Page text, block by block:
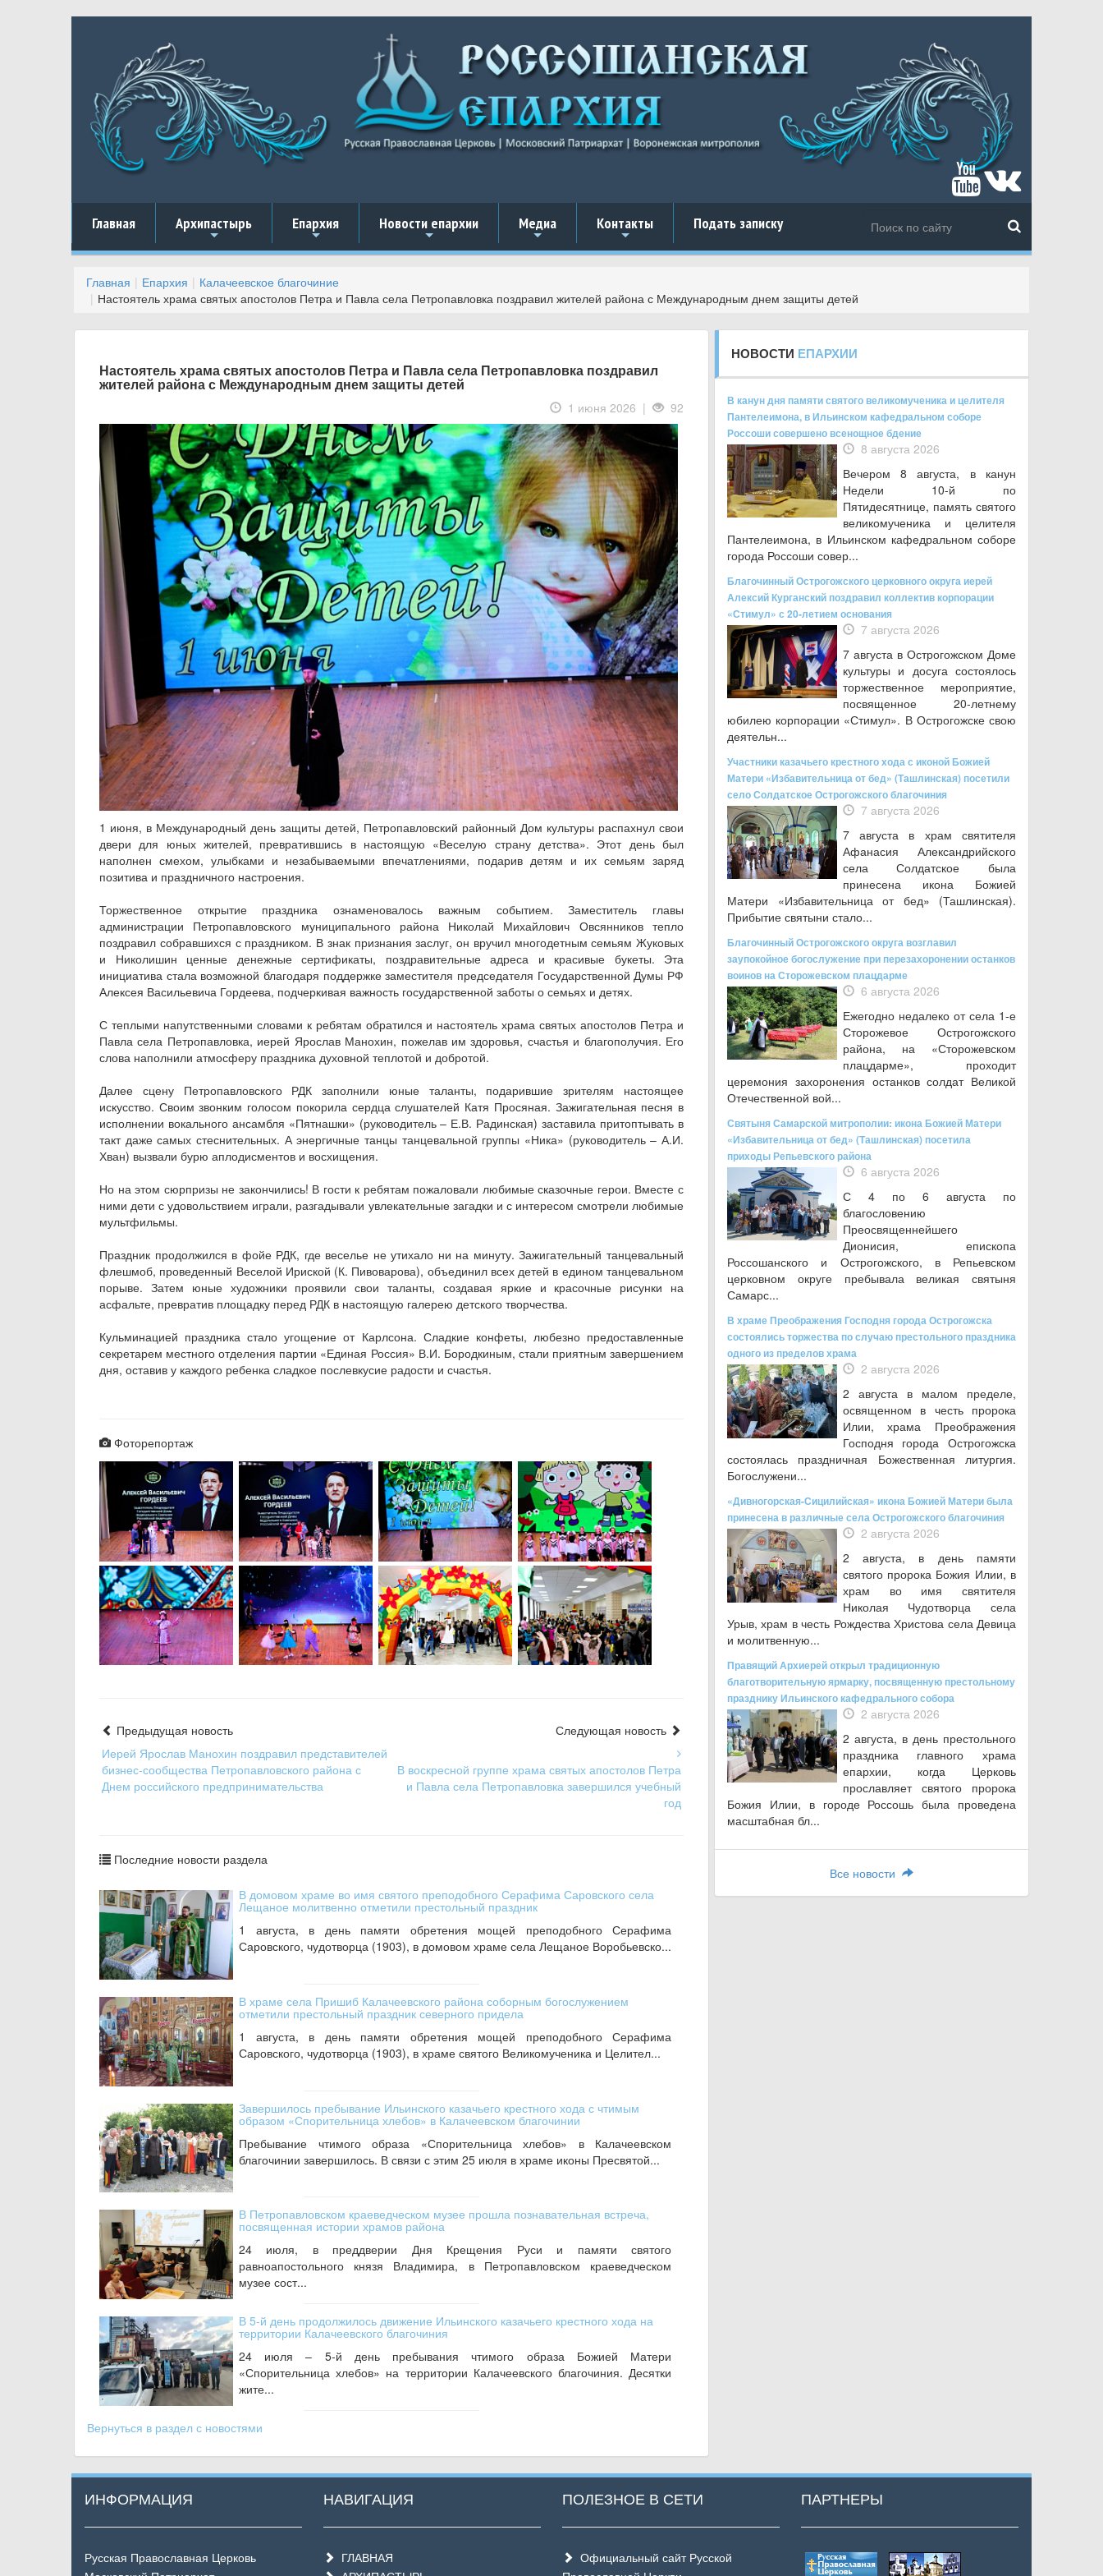
Главная
+
Архипастырь
+
Епархия
+
Новости епархии
+
Медиа
+
Контакты Подать записку
Главная Епархия
Калачеевское благочиние
Настоятель храма святых апостолов Петра и Павла села Петропавловка поздравил жителей района с Международным днем защиты детей
Настоятель храма святых апостолов Петра и Павла села Петропавловка поздравил
жителей района с Международным днем защиты детей
1 июня 2026 | 92
1 июня, в Международный день защиты детей, Петропавловский районный Дом культуры распахнул свои
двери для юных жителей, превратившись в настоящую «Веселую страну детства». Этот день был
наполнен смехом, улыбками и незабываемыми впечатлениями, подарив детям и их семьям заряд
позитива и праздничного настроения.
Торжественное открытие праздника ознаменовалось важным событием. Заместитель главы
администрации Петропавловского муниципального района Николай Михайлович Овсянников тепло
поздравил собравшихся с праздником. В знак признания заслуг, он вручил многодетным семьям Жуковых
и Николишин ценные денежные сертификаты, поздравительные адреса и красивые букеты. Эта
инициатива стала возможной благодаря поддержке заместителя председателя Государственной Думы РФ
Алексея Васильевича Гордеева, подчеркивая важность государственной заботы о семьях и детях.
С теплыми напутственными словами к ребятам обратился и настоятель храма святых апостолов Петра и
Павла села Петропавловка, иерей Ярослав Манохин, пожелав им здоровья, счастья и благополучия. Его
слова наполнили атмосферу праздника духовной теплотой и добротой.
Далее сцену Петропавловского РДК заполнили юные таланты, подарившие зрителям настоящее
искусство. Своим звонким голосом покорила сердца слушателей Катя Просяная. Зажигательная песня в
исполнении вокального ансамбля «Пятнашки» (руководитель – Е.В. Радинская) заставила притоптывать в
такт даже самых стеснительных. А энергичные танцы танцевальной группы «Ника» (руководитель – А.И.
Хван) вызвали бурю аплодисментов и восхищения.
Но на этом сюрпризы не закончились! В гости к ребятам пожаловали любимые сказочные герои. Вместе с
ними дети с удовольствием играли, разгадывали увлекательные загадки и с интересом смотрели любимые
мультфильмы.
Праздник продолжился в фойе РДК, где веселье не утихало ни на минуту. Зажигательный танцевальный
флешмоб, проведенный Веселой Ириской (К. Пивоварова), объединил всех детей в едином танцевальном
порыве. Затем юные художники проявили свои таланты, создавая яркие и красочные рисунки на
асфальте, превратив площадку перед РДК в настоящую галерею детского творчества.
Кульминацией праздника стало угощение от Карлсона. Сладкие конфеты, любезно предоставленные
секретарем местного отделения партии «Единая Россия» В.И. Бородкиным, стали приятным завершением
дня, оставив у каждого ребенка сладкое послевкусие радости и счастья.
Фоторепортаж
Предыдущая новость
Иерей Ярослав Манохин поздравил представителей
бизнес-сообщества Петропавловского района с
Днем российского предпринимательства
Следующая новость
В воскресной группе храма святых апостолов Петра
и Павла села Петропавловка завершился учебный
год
Последние новости раздела
В домовом храме во имя святого преподобного Серафима Саровского села
Лещаное молитвенно отметили престольный праздник
1 августа, в день памяти обретения мощей преподобного Серафима
Саровского, чудотворца (1903), в домовом храме села Лещаное Воробьевско...
В храме села Пришиб Калачеевского района соборным богослужением
отметили престольный праздник северного придела
1 августа, в день памяти обретения мощей преподобного Серафима
Саровского, чудотворца (1903), в храме святого Великомученика и Целител...
Завершилось пребывание Ильинского казачьего крестного хода с чтимым
образом «Спорительница хлебов» в Калачеевском благочинии
Пребывание чтимого образа «Спорительница хлебов» в Калачеевском
благочинии завершилось. В связи с этим 25 июля в храме иконы Пресвятой...
В Петропавловском краеведческом музее прошла познавательная встреча,
посвященная истории храмов района
24 июля, в преддверии Дня Крещения Руси и памяти святого
равноапостольного князя Владимира, в Петропавловском краеведческом
музее сост...
В 5-й день продолжилось движение Ильинского казачьего крестного хода на
территории Калачеевского благочиния
24 июля – 5-й день пребывания чтимого образа Божией Матери
«Спорительница хлебов» на территории Калачеевского благочиния. Десятки
жите...
Вернуться в раздел с новостями
НОВОСТИ ЕПАРХИИ
В канун дня памяти святого великомученика и целителя
Пантелеимона, в Ильинском кафедральном соборе
Россоши совершено всенощное бдение
8 августа 2026
Вечером 8 августа, в канун
Недели 10-й по
Пятидесятнице, память святого
великомученика и целителя
Пантелеимона, в Ильинском кафедральном соборе
города Россоши совер...
Благочинный Острогожского церковного округа иерей
Алексий Курганский поздравил коллектив корпорации
«Стимул» с 20-летием основания
7 августа 2026
7 августа в Острогожском Доме
культуры и досуга состоялось
торжественное мероприятие,
посвященное 20‑летнему
юбилею корпорации «Стимул». В Острогожске свою
деятельн...
Участники казачьего крестного хода с иконой Божией
Матери «Избавительница от бед» (Ташлинская) посетили
село Солдатское Острогожского благочиния
7 августа 2026
7 августа в храм святителя
Афанасия Александрийского
села Солдатское была
принесена икона Божией
Матери «Избавительница от бед» (Ташлинская).
Прибытие святыни стало...
Благочинный Острогожского округа возглавил
заупокойное богослужение при перезахоронении останков
воинов на Сторожевском плацдарме
6 августа 2026
Ежегодно недалеко от села 1-е
Сторожевое Острогожского
района, на «Сторожевском
плацдарме», проходит
церемония захоронения останков солдат Великой
Отечественной вой...
Святыня Самарской митрополии: икона Божией Матери
«Избавительница от бед» (Ташлинская) посетила
приходы Репьевского района
6 августа 2026
С 4 по 6 августа по
благословению
Преосвященнейшего
Дионисия, епископа
Россошанского и Острогожского, в Репьевском
церковном округе пребывала великая святыня
Самарс...
В храме Преображения Господня города Острогожска
состоялись торжества по случаю престольного праздника
одного из пределов храма
2 августа 2026
2 августа в малом пределе,
освященном в честь пророка
Илии, храма Преображения
Господня города Острогожска
состоялась праздничная Божественная литургия.
Богослужени...
«Дивногорская-Сицилийская» икона Божией Матери была
принесена в различные села Острогожского благочиния
2 августа 2026
2 августа, в день памяти
святого пророка Божия Илии, в
храм во имя святителя
Николая Чудотворца села
Урыв, храм в честь Рождества Христова села Девица
и молитвенную...
Правящий Архиерей открыл традиционную
благотворительную ярмарку, посвященную престольному
празднику Ильинского кафедрального собора
2 августа 2026
2 августа, в день престольного
праздника главного храма
епархии, когда Церковь
прославляет святого пророка
Божия Илии, в городе Россошь была проведена
масштабная бл...
Все новости
ИНФОРМАЦИЯ
Русская Православная Церковь
НАВИГАЦИЯ
ГЛАВНАЯ
ПОЛЕЗНОЕ В СЕТИ
Официальный сайт Русской
ПАРТНЕРЫ